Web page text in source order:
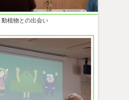
動植物との出会い